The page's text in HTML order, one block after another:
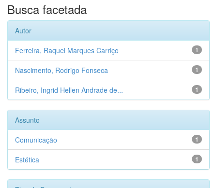
Busca facetada
Autor
1
Ferreira, Raquel Marques Carriço
1
Nascimento, Rodrigo Fonseca
1
Ribeiro, Ingrid Hellen Andrade de...
Assunto
1
Comunicação
1
Estética